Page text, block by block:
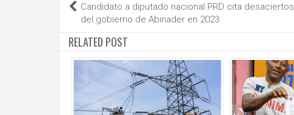
Candidato a diputado nacional PRD cita desaciertos
del gobierno de Abinader en 2023
RELATED POST